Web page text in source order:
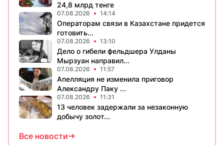
24,8 млрд тенге
07.08.2026 14:14
Операторам связи в Казахстане придется
готовить...
07.08.2026 13:10
Дело о гибели фельдшера Улданы
Мырзуан направил...
07.08.2026 11:57
Апелляция не изменила приговор
Александру Паку ...
07.08.2026 11:31
13 человек задержали за незаконную
добычу золот...
Все новости